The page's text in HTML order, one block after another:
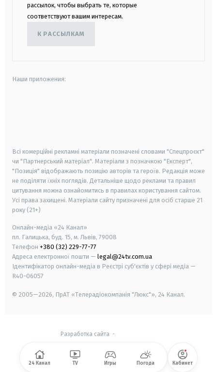
рассылок, чтобы выбрать те, которые
соответствуют вашим интересам.
К РАССЫЛКАМ
Наши приложения:
Всі комерційні рекламні матеріали позначені словами "Спецпроєкт"
чи "Партнерський матеріал". Матеріали з позначкою "Експерт",
"Позиція" відображають позицію авторів та героїв. Редакція може
не поділяти їхніх поглядів. Детальніше щодо реклами та правил
цитування можна ознайомитись в правилах користування сайтом.
Усі права захищені. Матеріали сайту призначені для осіб старше 21
року (21+)
Онлайн-медіа «24 Канал»
пл. Галицька, буд. 15, м. Львів, 79008
Телефон +380 (32) 229-77-77
Адреса електронної пошти — legal@24tv.com.ua
Ідентифікатор онлайн-медіа в Реєстрі суб'єктів у сфері медіа —
R40-06057
© 2005—2026, ПрАТ «Телерадіокомпанія "Люкс"», 24 Канал.
Разработка сайта -
24 Канал TV Игры Погода Кабинет